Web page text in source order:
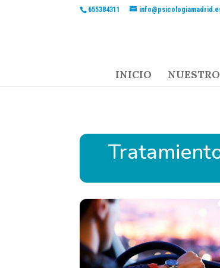
655384311
INICIO